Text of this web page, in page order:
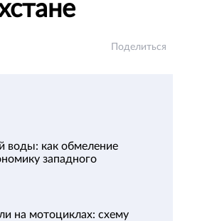
Поделиться
воды: как обмеление
западного
на мотоциклах: схему